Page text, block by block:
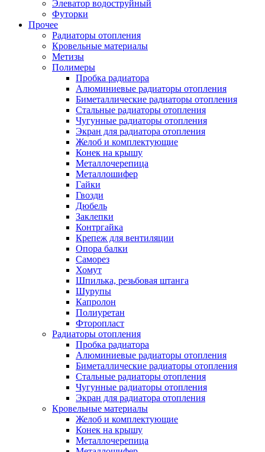
Элеватор водоструйный
Футорки
Прочее
Радиаторы отопления
Кровельные материалы
Метизы
Полимеры
Пробка радиатора
Алюминиевые радиаторы отопления
Биметаллические радиаторы отопления
Стальные радиаторы отопления
Чугунные радиаторы отопления
Экран для радиатора отопления
Желоб и комплектующие
Конек на крышу
Металлочерепица
Металлошифер
Гайки
Гвозди
Дюбель
Заклепки
Контргайка
Крепеж для вентиляции
Опора балки
Саморез
Хомут
Шпилька, резьбовая штанга
Шурупы
Капролон
Полиуретан
Фторопласт
Радиаторы отопления
Пробка радиатора
Алюминиевые радиаторы отопления
Биметаллические радиаторы отопления
Стальные радиаторы отопления
Чугунные радиаторы отопления
Экран для радиатора отопления
Кровельные материалы
Желоб и комплектующие
Конек на крышу
Металлочерепица